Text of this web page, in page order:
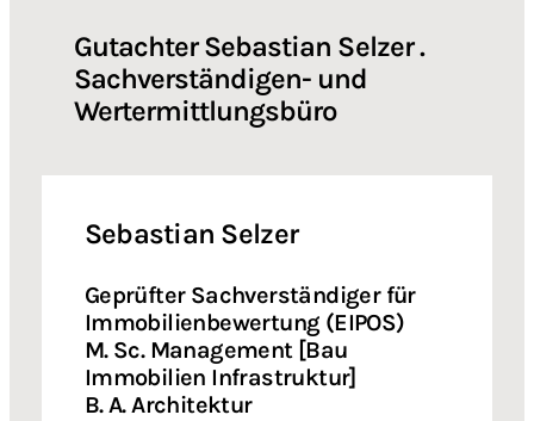
Gutachter Sebastian Selzer .
Sachverständigen- und
Wertermittlungsbüro
Sebastian Selzer
Geprüfter Sachverständiger für
Immobilienbewertung (EIPOS)
M. Sc. Management [Bau
Immobilien Infrastruktur]
B. A. Architektur